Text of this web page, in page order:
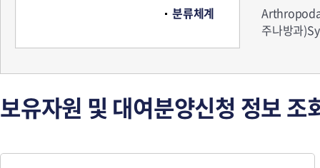
분류체계
주나방과
보유자원 및 대여분양신청 정보 조